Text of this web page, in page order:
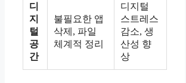
디
지
털
공
간
불필요한 앱
삭제, 파일
체계적 정리
디지털
스트레스
감소, 생
산성 향
상